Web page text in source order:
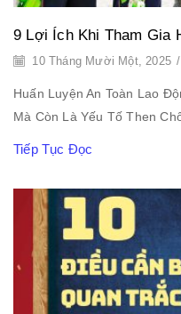
9 Lợi Ích Khi Tham Gia
10 Tháng Mười Một, 2025 /
Huấn Luyện An Toàn Lao
Mà Còn Là Yếu Tố Then
Tiếp Tục Đọc